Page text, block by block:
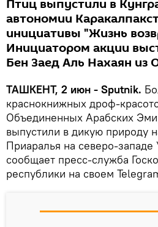
Птиц выпустили в
автономии
инициативы "Жизнь
Инициатором акции
Бен Заед Аль Нахаян из
ТАШКЕНТ, 2 июн - Sputnik.
краснокнижных дроф-
Объединенных Арабских
выпустили в дикую природу
Приаралья на северо-западе
сообщает пресс-служба
республики на своем